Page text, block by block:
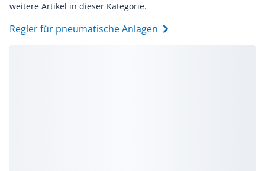
weitere Artikel in dieser Kategorie.
Regler für pneumatische Anlagen